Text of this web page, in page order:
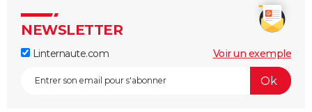
NEWSLETTER
Linternaute.com Voir un exemple